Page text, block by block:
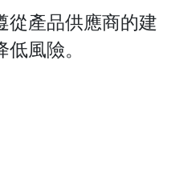
從產品供應商的建
風險。